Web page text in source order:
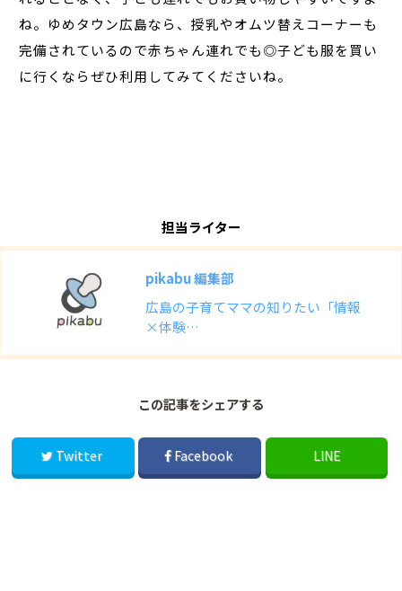
ね。ゆめタウン広島なら、授乳やオムツ替えコーナーも
完備されているので赤ちゃん連れでも◎子ども服を買い
に行くならぜひ利用してみてくださいね。
担当ライター
pikabu 編集部
広島の子育てママの知りたい「情報
×体験…
この記事をシェアする
Twitter Facebook LINE